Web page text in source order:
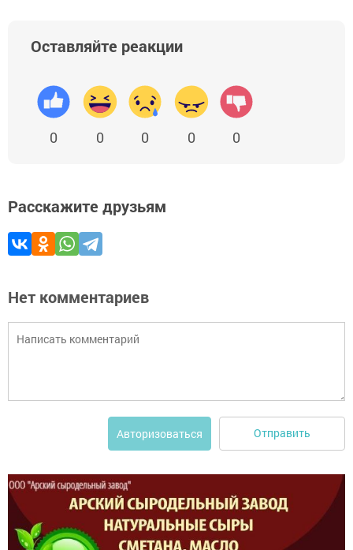
Оставляйте реакции
0 0 0 0 0
Расскажите друзьям
Нет комментариев
Авторизоваться Отправить